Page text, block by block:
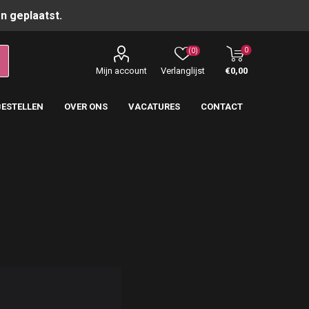
geplaatst.
Mijn account Verlanglijst
(0) 0
€0,00
OVER ONS VACATURES CONTACT